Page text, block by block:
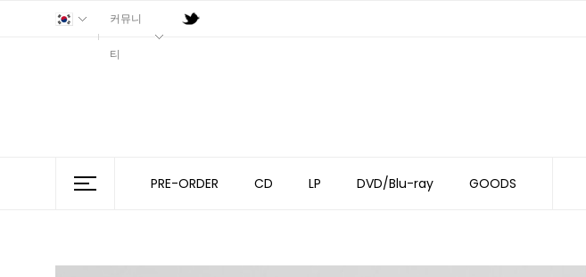
커뮤니
티
PRE-ORDER CD LP DVD/Blu-ray GOODS